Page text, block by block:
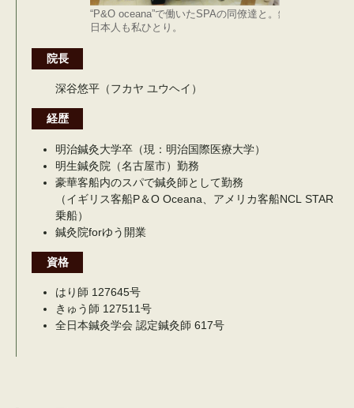
“P&O oceana”で働いたSPAの同僚達と。鍼灸師も
日本人も私ひとり。
院長
深谷悠平（フカヤ ユウヘイ）
経歴
明治鍼灸大学卒（現：明治国際医療大学）
明生鍼灸院（名古屋市）勤務
豪華客船内のスパで鍼灸師として勤務
（イギリス客船P＆O Oceana、アメリカ客船NCL STAR
乗船）
鍼灸院forゆう開業
資格
はり師 127645号
きゅう師 127511号
全日本鍼灸学会 認定鍼灸師 617号